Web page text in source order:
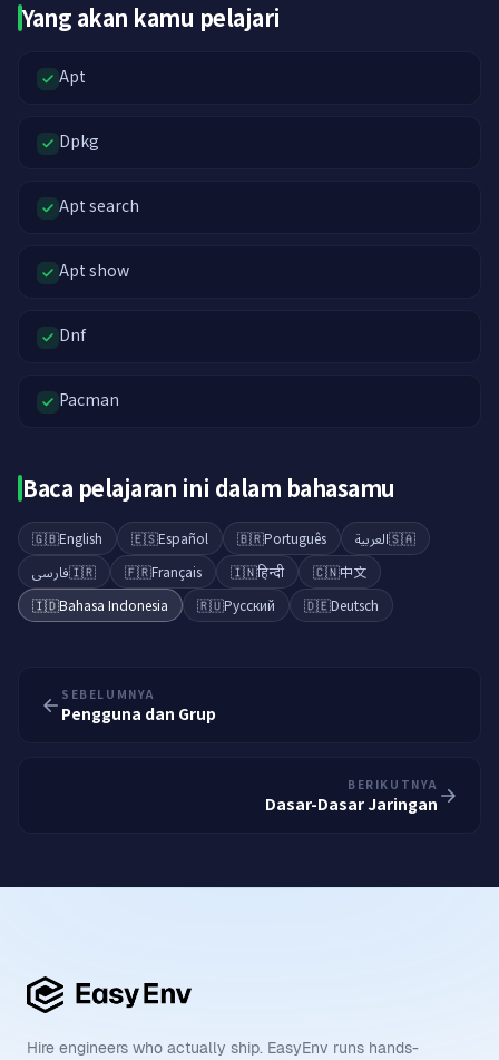
Yang akan kamu pelajari
Apt
Dpkg
Apt search
Apt show
Dnf
Pacman
Baca pelajaran ini dalam bahasamu
🇬🇧English 🇪🇸Español 🇧🇷Português 🇸🇦العربية
🇮🇷فارسی 🇫🇷Français 🇮🇳हिन्दी 🇨🇳中文
🇮🇩Bahasa Indonesia 🇷🇺Русский 🇩🇪Deutsch
SEBELUMNYA
Pengguna dan Grup
BERIKUTNYA
Dasar-Dasar Jaringan
Hire engineers who actually ship. EasyEnv runs hands-